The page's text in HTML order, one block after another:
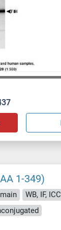
1-349)
WB, IF, ICC